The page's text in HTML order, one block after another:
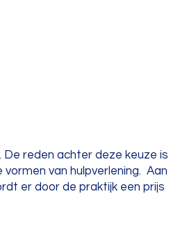
reden achter deze keuze is
van hulpverlening. Aan
er door de praktijk een prijs